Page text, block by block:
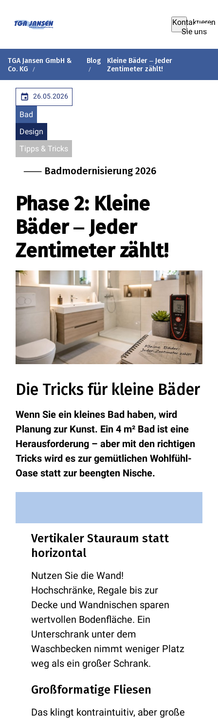
Kontaktieren
Sie uns
TGA Jansen GmbH &
Co. KG
Blog
Kleine Bäder ‒ Jeder
Zentimeter zählt!
26.05.2026
Bad
Design
Tipps & Tricks
⸺ Badmodernisierung 2026
Phase 2: Kleine
Bäder ‒ Jeder
Zentimeter zählt!
Die Tricks für kleine Bäder
Wenn Sie ein kleines Bad haben, wird
Planung zur Kunst. Ein 4 m² Bad ist eine
Herausforderung – aber mit den richtigen
Tricks wird es zur gemütlichen Wohlfühl-
Oase statt zur beengten Nische.
Vertikaler Stauraum statt
horizontal
Nutzen Sie die Wand!
Hochschränke, Regale bis zur
Decke und Wandnischen sparen
wertvollen Bodenfläche. Ein
Unterschrank unter dem
Waschbecken nimmt weniger Platz
weg als ein großer Schrank.
Großformatige Fliesen
Das klingt kontraintuitiv, aber große